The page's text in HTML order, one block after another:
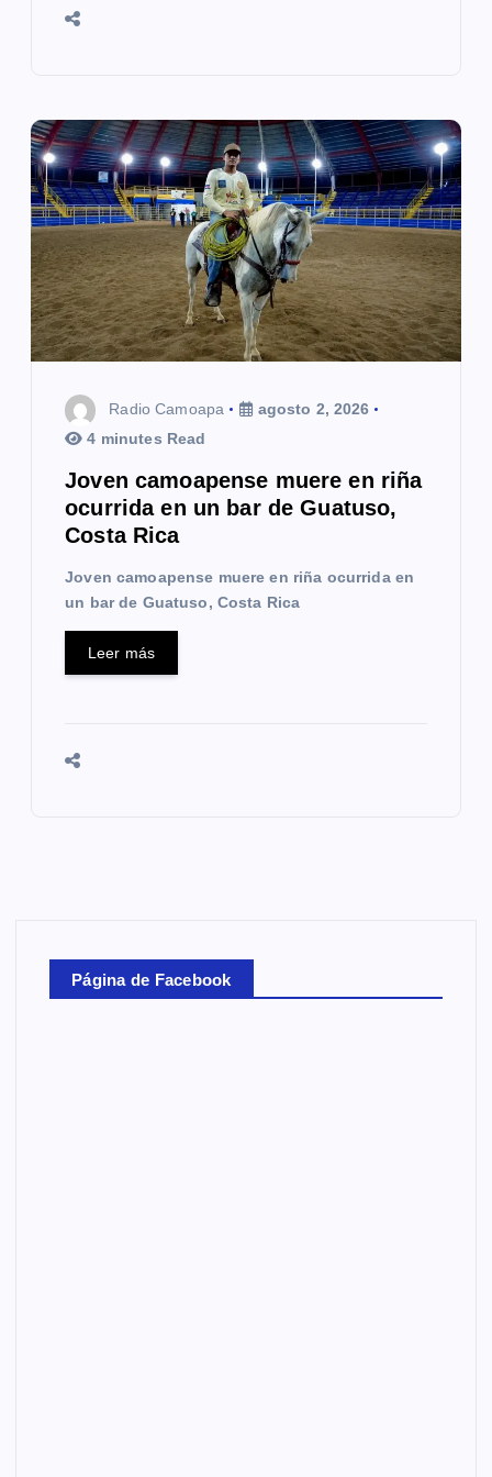
Radio Camoapa
agosto 2, 2026
4 minutes Read
Joven camoapense muere en riña
ocurrida en un bar de Guatuso,
Costa Rica
Joven camoapense muere en riña ocurrida en
un bar de Guatuso, Costa Rica
Leer más
Página de Facebook